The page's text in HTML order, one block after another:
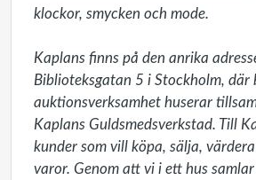
klockor, smycken och mode.
Kaplans finns på den anrika
Biblioteksgatan 5 i Stockholm, där
auktionsverksamhet huserar
Kaplans Guldsmedsverkstad. Till
kunder som vill köpa, sälja,
varor. Genom att vi i ett hus